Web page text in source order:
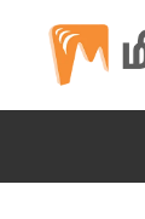
content